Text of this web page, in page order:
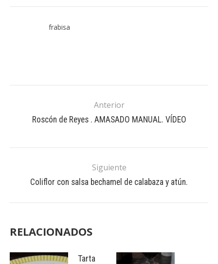
frabisa
Anterior
Roscón de Reyes . AMASADO MANUAL. VÍDEO
Siguiente
Coliflor con salsa bechamel de calabaza y atún.
RELACIONADOS
Tarta